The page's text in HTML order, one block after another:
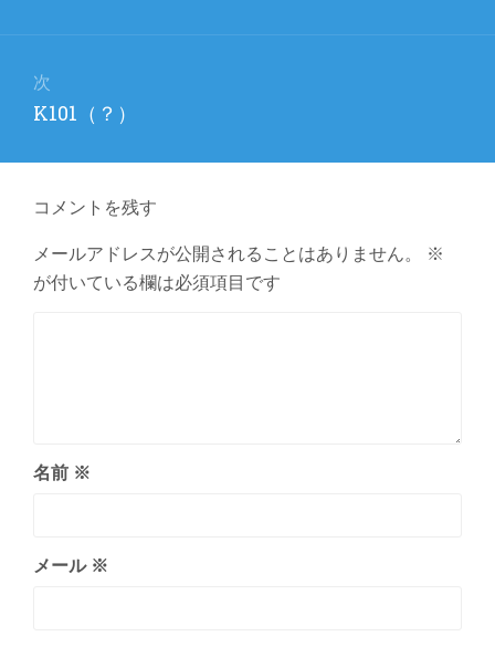
シ
次
次
投
K101（？）
コメントを残す
メールアドレスが公開されることはありません。
※
が付いている欄は必須項目です
名前 ※
メール ※